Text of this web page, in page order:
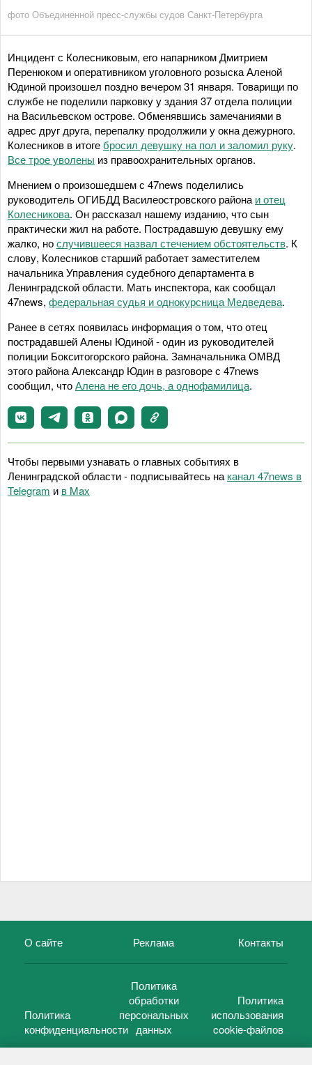
фото Объединенной пресс-службы судов Санкт-Петербурга
Инцидент с Колесниковым, его напарником Дмитрием
Перенюком и оперативником уголовного розыска Аленой
Юдиной произошел поздно вечером 31 января. Товарищи по
службе не поделили парковку у здания 37 отдела полиции
на Васильевском острове. Обменявшись замечаниями в
адрес друг друга, перепалку продолжили у окна дежурного.
Колесников в итогебросил девушку на пол и заломил руку.
Все трое уволены из правоохранительных органов.
Мнением о произошедшем с 47news поделились
руководитель ОГИБДД Василеостровского района и отец
Колесникова. Он рассказал нашему изданию, что сын
практически жил на работе. Пострадавшую девушку ему
жалко, нослучившееся назвал стечением обстоятельств. К
слову, Колесников старший работает заместителем
начальника Управления судебного департамента в
Ленинградской области. Мать инспектора, как сообщал
47news, федеральная судья и однокурсница Медведева.
Ранее в сетях появилась информация о том, что отец
пострадавшей Алены Юдиной - один из руководителей
полиции Бокситогорского района. Замначальника ОМВД
этого района Александр Юдин в разговоре с 47news
сообщил, чтоАлена не его дочь, а однофамилица.
Чтобы первыми узнавать о главных событиях в
Ленинградской области - подписывайтесь на канал 47news в
Telegram и в Maх
О сайте Реклама Контакты
Политика
конфиденциальности
Политика
обработки
персональных
данных
Политика
использования
cookie-файлов